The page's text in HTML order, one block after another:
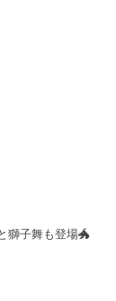
獅子舞も登場🐲